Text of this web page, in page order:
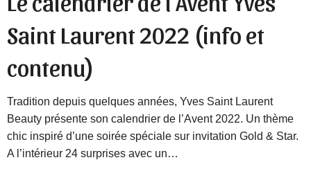
Saint Laurent 2022 (info et
contenu)
Tradition depuis quelques années, Yves Saint Laurent
Beauty présente son calendrier de l’Avent 2022. Un thème
chic inspiré d’une soirée spéciale sur invitation Gold & Star.
A l’intérieur 24 surprises avec un…